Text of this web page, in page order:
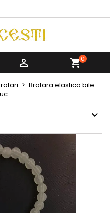
 0
Bratara elastica bile